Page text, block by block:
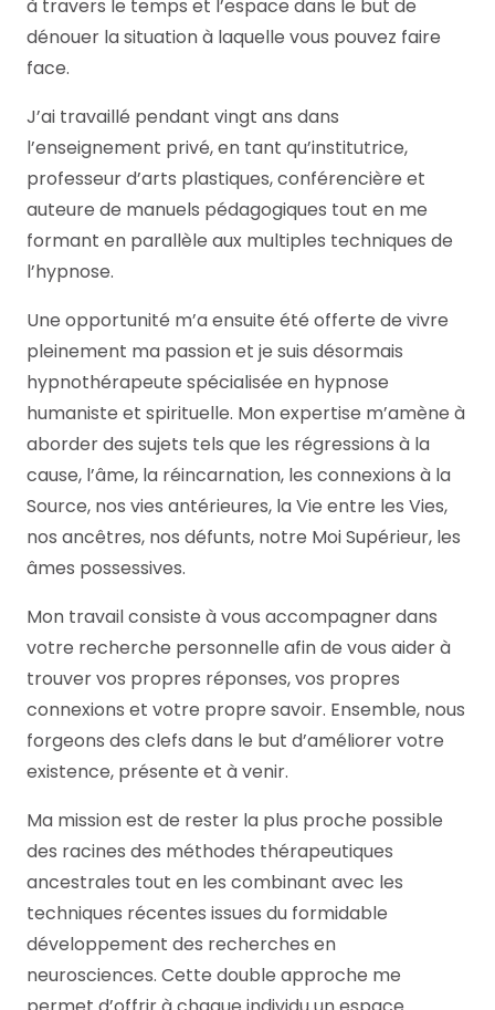
à travers le temps et l’espace dans le but de
dénouer la situation à laquelle vous pouvez faire
face.
J’ai travaillé pendant vingt ans dans
l’enseignement privé, en tant qu’institutrice,
professeur d’arts plastiques, conférencière et
auteure de manuels pédagogiques tout en me
formant en parallèle aux multiples techniques de
l’hypnose.
Une opportunité m’a ensuite été offerte de vivre
pleinement ma passion et je suis désormais
hypnothérapeute spécialisée en hypnose
humaniste et spirituelle. Mon expertise m’amène à
aborder des sujets tels que les régressions à la
cause, l’âme, la réincarnation, les connexions à la
Source, nos vies antérieures, la Vie entre les Vies,
nos ancêtres, nos défunts, notre Moi Supérieur, les
âmes possessives.
Mon travail consiste à vous accompagner dans
votre recherche personnelle afin de vous aider à
trouver vos propres réponses, vos propres
connexions et votre propre savoir. Ensemble, nous
forgeons des clefs dans le but d’améliorer votre
existence, présente et à venir.
Ma mission est de rester la plus proche possible
des racines des méthodes thérapeutiques
ancestrales tout en les combinant avec les
techniques récentes issues du formidable
développement des recherches en
neurosciences. Cette double approche me